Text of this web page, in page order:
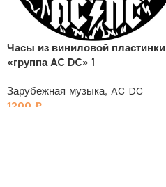
Часы из виниловой пластинки
«группа AC DC» 1
Зарубежная музыка, AC DC
1200 ₽